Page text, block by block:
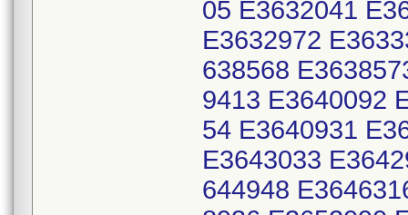
05 E3632041
E3632972
638568
9413 E3640092
54 E3640931
E3643033
644948